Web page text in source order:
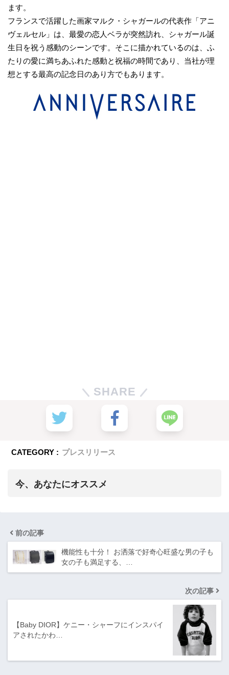
ます。
フランスで活躍した画家マルク・シャガールの代表作「アニ
ヴェルセル」は、最愛の恋人ベラが突然訪れ、シャガール誕
生日を祝う感動のシーンです。そこに描かれているのは、ふ
たりの愛に満ちあふれた感動と祝福の時間であり、当社が理
想とする最高の記念日のあり方でもあります。
SHARE
CATEGORY : プレスリリース
今、あなたにオススメ
前の記事
機能性も十分！ お洒落で好奇心旺盛な男の子も
女の子も満足する、…
次の記事
【Baby DIOR】ケニー・シャーフにインスパイ
アされたかわ…